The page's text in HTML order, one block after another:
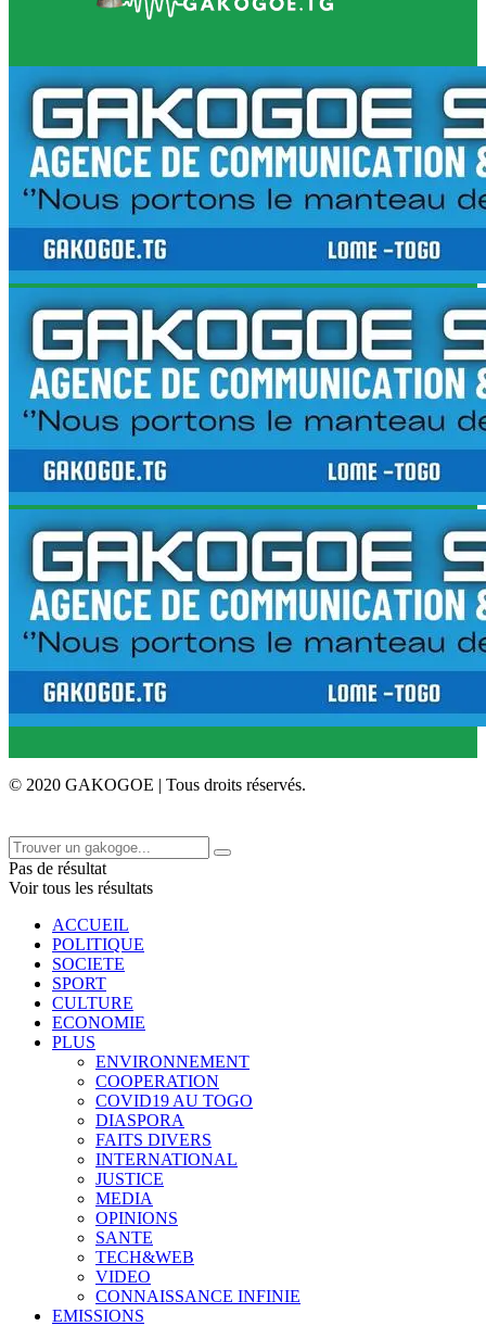
© 2020 GAKOGOE | Tous droits réservés.
Pas de résultat
Voir tous les résultats
ACCUEIL
POLITIQUE
SOCIETE
SPORT
CULTURE
ECONOMIE
PLUS
ENVIRONNEMENT
COOPERATION
COVID19 AU TOGO
DIASPORA
FAITS DIVERS
INTERNATIONAL
JUSTICE
MEDIA
OPINIONS
SANTE
TECH&WEB
VIDEO
CONNAISSANCE INFINIE
EMISSIONS